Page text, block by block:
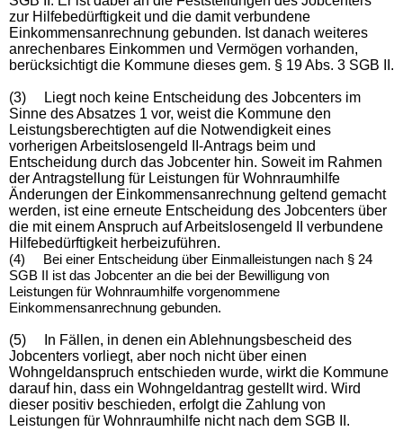
zur Hilfebedürftigkeit und die damit verbundene
Einkommensanrechnung gebunden. Ist danach weiteres
anrechenbares Einkommen und Vermögen vorhanden,
berücksichtigt die Kommune dieses gem. § 19 Abs. 3 SGB II.
(3) Liegt noch keine Entscheidung des Jobcenters im
Sinne des Absatzes 1 vor, weist die Kommune den
Leistungsberechtigten auf die Notwendigkeit eines
vorherigen Arbeitslosengeld II-Antrags beim und
Entscheidung durch das Jobcenter hin. Soweit im Rahmen
der Antragstellung für Leistungen für Wohnraumhilfe
Änderungen der Einkommensanrechnung geltend gemacht
werden, ist eine erneute Entscheidung des Jobcenters über
die mit einem Anspruch auf Arbeitslosengeld II verbundene
Hilfebedürftigkeit herbeizuführen.
(4) Bei einer Entscheidung über Einmalleistungen nach § 24
SGB II ist das Jobcenter an die bei der Bewilligung von
Leistungen für Wohnraumhilfe vorgenommene
Einkommensanrechnung gebunden.
(5) In Fällen, in denen ein Ablehnungsbescheid des
Jobcenters vorliegt, aber noch nicht über einen
Wohngeldanspruch entschieden wurde, wirkt die Kommune
darauf hin, dass ein Wohngeldantrag gestellt wird. Wird
dieser positiv beschieden, erfolgt die Zahlung von
Leistungen für Wohnraumhilfe nicht nach dem SGB II.